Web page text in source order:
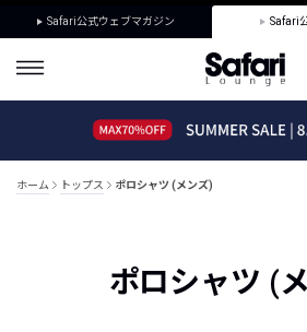
Safari公式ウェブマガジン Safari
ホーム トップス ポロシャツ (メンズ)
ポロシャツ (